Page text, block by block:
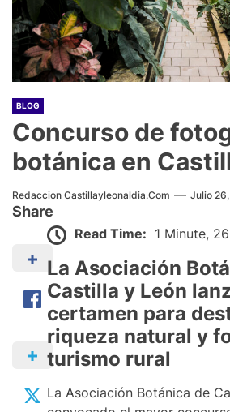
BLOG
Concurso de
botánica en
Redaccion Castillayleonaldia.com Julio
Share
Read Time: 1 Minute,
La Asociación
Castilla y León
certamen para
riqueza natural y
turismo rural
La Asociación Botánica de